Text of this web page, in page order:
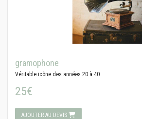
gramophone
Véritable icône des années 20 à 40....
25€
AJOUTER AU DEVIS